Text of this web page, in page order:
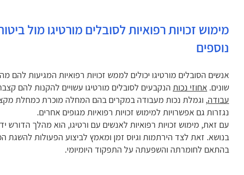
מימוש זכויות רפואיות לסובלים מורטיגו מול
נוספים
אנשים הסובלים מורטיגו יכולים לממש זכויות רפואיות המגיעות להם
שונים. אחוזי נכות הנקבעים לסובלים מורטיגו עשויים להקנות להם
עבודה, וגמלת נכות מעבודה במקרים בהם המחלה מוכרת כמחלת
נגזרות גם אפשרויות למימוש זכויות רפואיות מגופים אחרים.
עם זאת, מימוש זכויות רפואיות לאנשים עם ורטיגו, הוא מהלך הדורש
בנושא. זאת לצד הירתמות וגיוס זמן ומאמץ לביצוע הפעולות להשגת
בהתאם לחומרתה והשפעתה על התפקוד היומיומי.